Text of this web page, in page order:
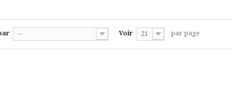
-- Voir 21 par page